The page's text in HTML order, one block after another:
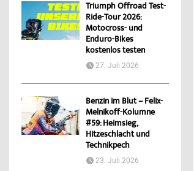
Triumph Offroad Test-
Ride-Tour 2026:
Motocross- und
Enduro-Bikes
kostenlos testen
27. Juli 2026
Benzin im Blut – Felix-
Melnikoff-Kolumne
#59: Heimsieg,
Hitzeschlacht und
Technikpech
23. Juli 2026